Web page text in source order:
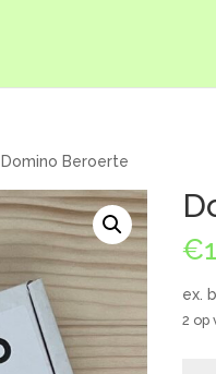
Beroerte
€
ex.
2 op